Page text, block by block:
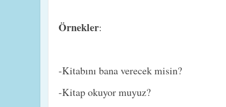
Örnekler:
-Kitabını bana verecek misin?
-Kitap okuyor muyuz?